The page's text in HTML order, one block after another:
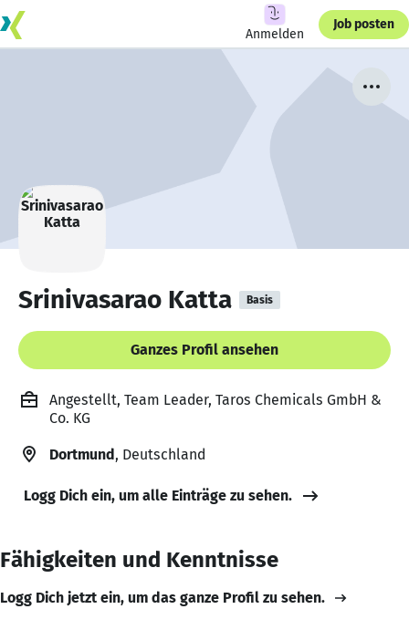
Anmelden
Job posten
Srinivasarao Katta Basis
Ganzes Profil ansehen
Angestellt, Team Leader, Taros Chemicals GmbH &
Co. KG
Dortmund, Deutschland
Logg Dich ein, um alle Einträge zu sehen.
Fähigkeiten und Kenntnisse
Logg Dich jetzt ein, um das ganze Profil zu sehen.